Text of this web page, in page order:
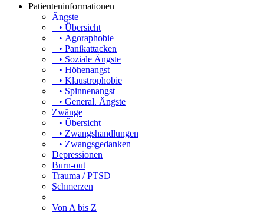
Patienteninformationen
Ängste
• Übersicht
• Agoraphobie
• Panikattacken
• Soziale Ängste
• Höhenangst
• Klaustrophobie
• Spinnenangst
• General. Ängste
Zwänge
• Übersicht
• Zwangshandlungen
• Zwangsgedanken
Depressionen
Burn-out
Trauma / PTSD
Schmerzen
Von A bis Z